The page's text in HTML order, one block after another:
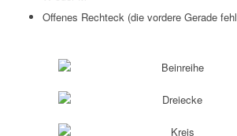
Offenes Rechteck (die vordere Gerade
Waagerechte Reihe
Zwei Dreiecke